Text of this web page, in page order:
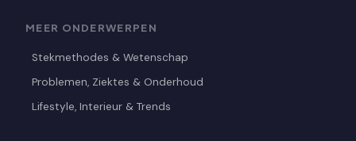
MEER ONDERWERPEN
Stekmethodes & Wetenschap
Problemen, Ziektes & Onderhoud
Lifestyle, Interieur & Trends